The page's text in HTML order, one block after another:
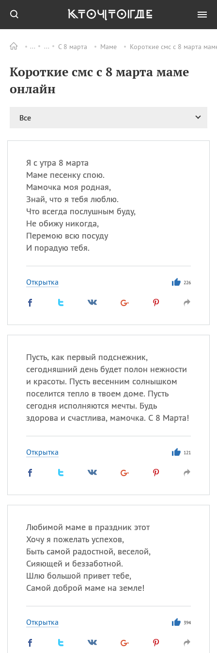
С 8 марта Маме Короткие смс с 8 марта
Короткие смс с 8 марта маме
онлайн
Все
Я с утра 8 марта
Маме песенку спою.
Мамочка моя родная,
Знай, что я тебя люблю.
Что всегда послушным буду,
Не обижу никогда,
Перемою всю посуду
И порадую тебя.
Открытка 226
Пусть, как первый подснежник,
сегодняшний день будет полон нежности
и красоты. Пусть весенним солнышком
поселится тепло в твоем доме. Пусть
сегодня исполняются мечты. Будь
здорова и счастлива, мамочка. С 8 Марта!
Открытка 121
Любимой маме в праздник этот
Хочу я пожелать успехов,
Быть самой радостной, веселой,
Сияющей и беззаботной.
Шлю большой привет тебе,
Самой доброй маме на земле!
Открытка 394
ПРАЗДНИКИ Все
09.08 День памяти жертв
атомной
день
09.08
ИМЕНА
Сегодня празднуют именины
Сергей, Теодор,Федор
Посмотреть значениеи